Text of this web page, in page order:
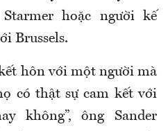
hoặc người kế
Brussels.
hôn với một người mà
có thật sự cam kết với
không”, ông Sander